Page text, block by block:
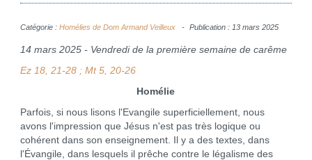
Catégorie : Homélies de Dom Armand Veilleux Publication : 13 mars 2025
14 mars 2025 - Vendredi de la première semaine de carême
Ez 18, 21-28 ; Mt 5, 20-26
Homélie
Parfois, si nous lisons l'Evangile superficiellement, nous
avons l'impression que Jésus n'est pas très logique ou
cohérent dans son enseignement. Il y a des textes, dans
l'Évangile, dans lesquels il prêche contre le légalisme des